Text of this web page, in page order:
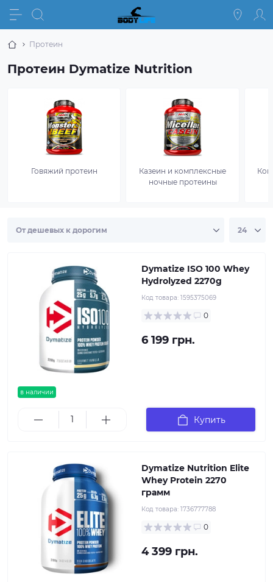
Протеин
Протеин Dymatize Nutrition
Говяжий протеин
Казеин и комплексные
ночные протеины
в наличии
Dymatize ISO 100 Whey
Hydrolyzed 2270g
Код товара: 1595375069
0
6 199 грн.
Купить
Dymatize Nutrition Elite
Whey Protein 2270
грамм
Код товара: 1736777788
0
4 399 грн.